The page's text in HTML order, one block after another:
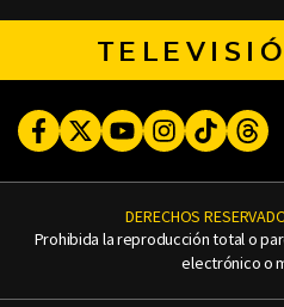
FacebookTwitterYoutubeInstagram
TikTok
DERECHOS
Prohibida la reproducción total o
electrónico o